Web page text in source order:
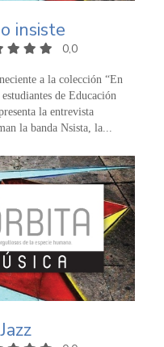
insiste
0,0
a la colección “En
de Educación
la entrevista
la banda Nsista, la...